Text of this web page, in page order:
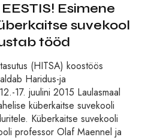
Esimene
suvekool
tööd
(HITSA) koostöös
Haridus-ja
17. juulini 2015 Laulasmaal
küberkaitse suvekooli
Küberkaitse suvekooli
professor Olaf Maennel ja